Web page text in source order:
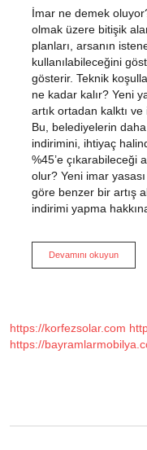
İmar ne demek
olmak üzere bitişik
planları, arsanın
kullanılabileceğini
gösterir. Teknik
ne kadar kalır? Yeni
artık ortadan kalktı ve
Bu, belediyelerin
indirimini, ihtiyaç
%45’e çıkarabileceği
olur? Yeni imar
göre benzer bir artış
indirimi yapma
Devamını okuyunImar
Geçmek
https://korfezsolar.com
https://